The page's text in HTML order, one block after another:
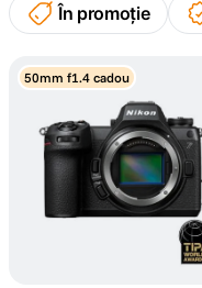
5. canon sx740 hs
card memorie
. dji mic mini
9. dji osmo
În promoție
50mm f1.4 cadou